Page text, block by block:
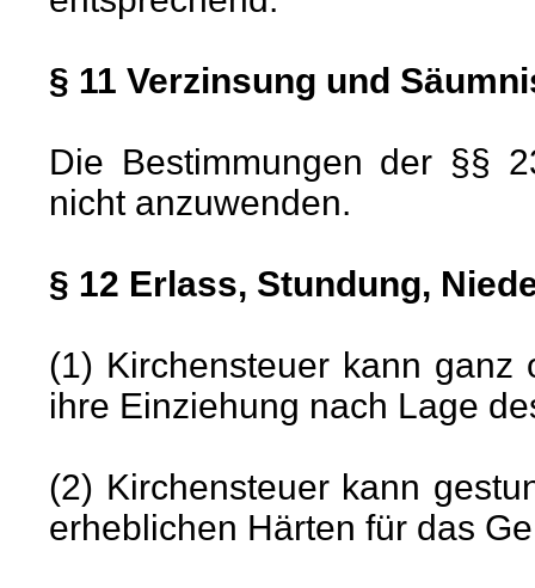
§ 11 Verzinsung und
Die Bestimmungen der §§
nicht anzuwenden.
§ 12 Erlass, Stundung,
(1) Kirchensteuer kann ganz
ihre Einziehung nach Lage
(2) Kirchensteuer kann
erheblichen Härten für das